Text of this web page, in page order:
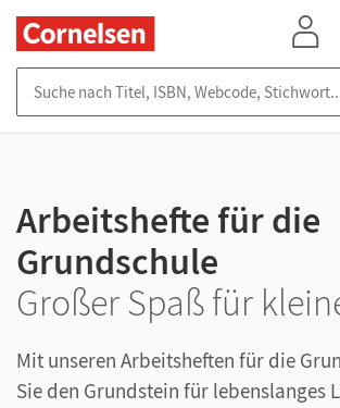
Arbeitshefte für die
Grundschule
Großer Spaß für
Mit unseren Arbeitsheften für die
Sie den Grundstein für lebenslanges